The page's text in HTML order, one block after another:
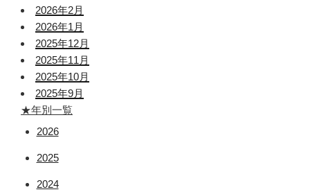
2026年2月
2026年1月
2025年12月
2025年11月
2025年10月
2025年9月
★年別一覧
2026
2025
2024